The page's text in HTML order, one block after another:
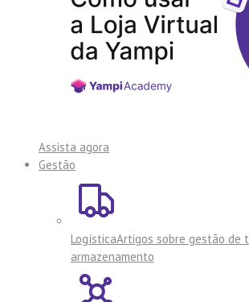
Assista agora
Gestão
LogísticaArtigos sobre gestão de
armazenamento